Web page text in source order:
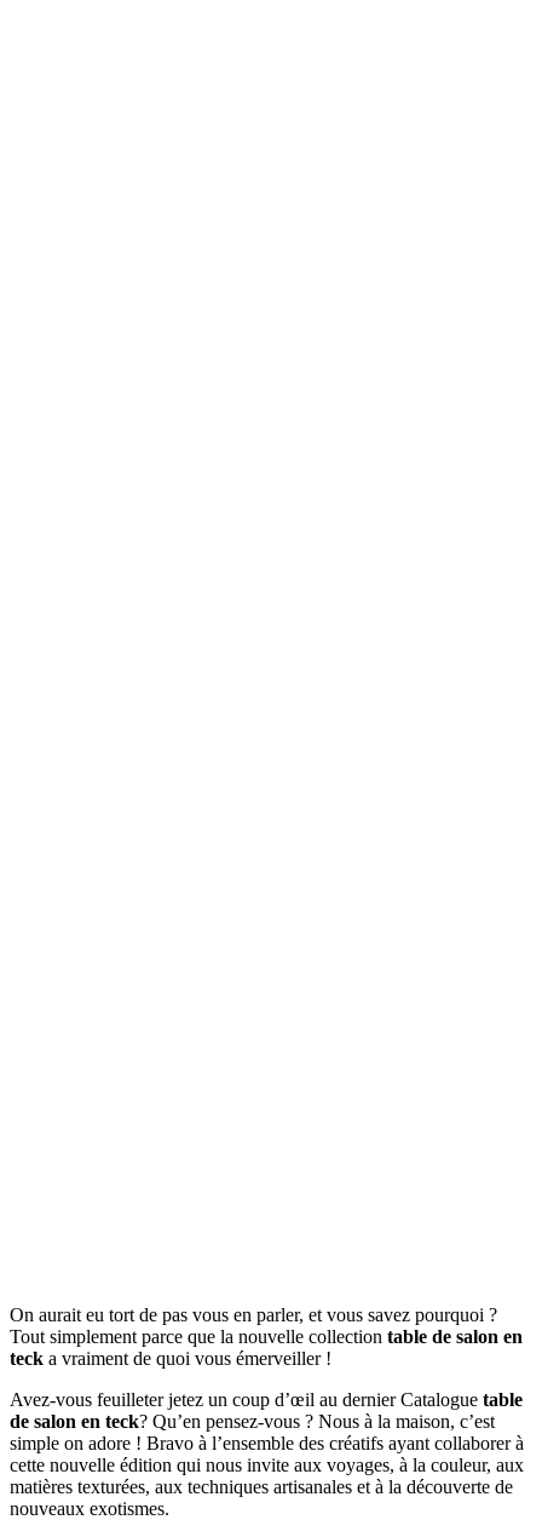
On aurait eu tort de pas vous en parler, et vous savez pourquoi ?
Tout simplement parce que la nouvelle collection table de salon en
teck a vraiment de quoi vous émerveiller !
Avez-vous feuilleter jetez un coup d’œil au dernier Catalogue table
de salon en teck? Qu’en pensez-vous ? Nous à la maison, c’est
simple on adore ! Bravo à l’ensemble des créatifs ayant collaborer à
cette nouvelle édition qui nous invite aux voyages, à la couleur, aux
matières texturées, aux techniques artisanales et à la découverte de
nouveaux exotismes.